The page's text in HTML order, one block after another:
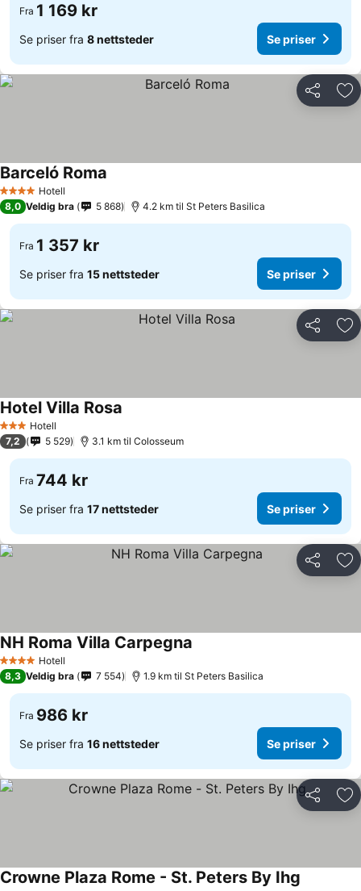
Fra 1 169 kr
Se priser fra 8 nettsteder Se priser
Del
4 StjernerHotell
Barceló Roma
8,0 Veldig bra 5 868 4.2 km til St Peters Basilica
Fra 1 357 kr
Se priser fra 15 nettsteder Se priser
Del
3 StjernerHotell
Hotel Villa Rosa
7,2 5 529 3.1 km til Colosseum
Fra 744 kr
Se priser fra 17 nettsteder Se priser
Del
4 StjernerHotell
NH Roma Villa Carpegna
8,3 Veldig bra 7 554 1.9 km til St Peters Basilica
Fra 986 kr
Se priser fra 16 nettsteder Se priser
Del
Crowne Plaza Rome - St. Peters By Ihg